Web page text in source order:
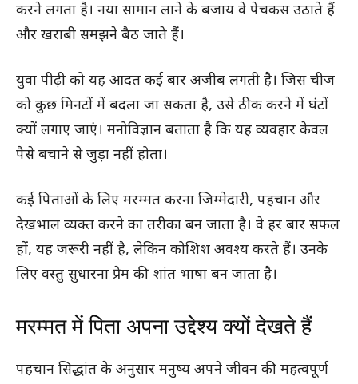
करने लगता है। नया सामान लाने के बजाय वे पेचकस उठाते हैं
और खराबी समझने बैठ जाते हैं।
युवा पीढ़ी को यह आदत कई बार अजीब लगती है। जिस चीज
को कुछ मिनटों में बदला जा सकता है, उसे ठीक करने में घंटों
क्यों लगाए जाएं। मनोविज्ञान बताता है कि यह व्यवहार केवल
पैसे बचाने से जुड़ा नहीं होता।
कई पिताओं के लिए मरम्मत करना जिम्मेदारी, पहचान और
देखभाल व्यक्त करने का तरीका बन जाता है। वे हर बार सफल
हों, यह जरूरी नहीं है, लेकिन कोशिश अवश्य करते हैं। उनके
लिए वस्तु सुधारना प्रेम की शांत भाषा बन जाता है।
मरम्मत में पिता अपना उद्देश्य क्यों देखते हैं
पहचान सिद्धांत के अनुसार मनुष्य अपने जीवन की महत्वपूर्ण